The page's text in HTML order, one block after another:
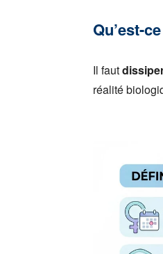
Qu’est-
Il faut
réalité